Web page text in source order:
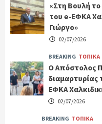
«Στη Βουλή
του e-ΕΦΚΑ
Γιώργο»
02/07/2026
BREAKING ΤΟΠΙΚΑ
Ο Απόστολος
διαμαρτυρίας
ΕΦΚΑ
02/07/2026
BREAKING ΤΟΠΙΚΑ